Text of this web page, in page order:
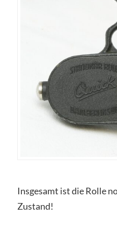
Insgesamt ist die Rolle
Zustand!